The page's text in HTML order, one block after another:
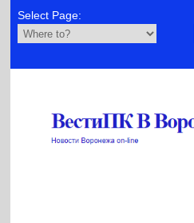
Select Page: